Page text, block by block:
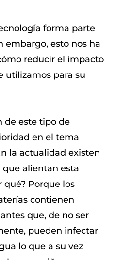
forma parte
embargo, esto nos ha
reducir el impacto
utilizamos para su
de este tipo de
en el tema
la actualidad existen
alientan esta
qué? Porque los
contienen
que, de no ser
pueden infectar
lo que a su vez